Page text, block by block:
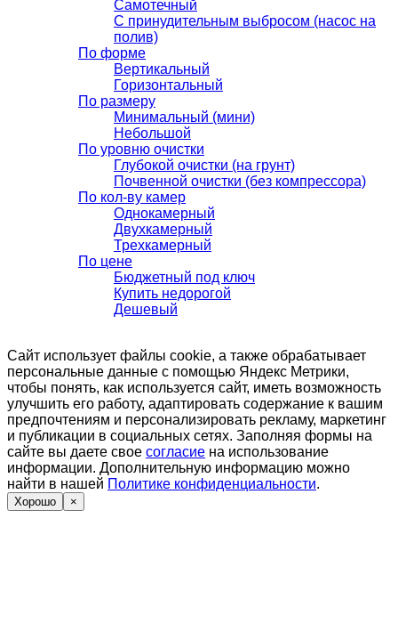
Самотечный
С принудительным выбросом (насос на
полив)
По форме
Вертикальный
Горизонтальный
По размеру
Минимальный (мини)
Небольшой
По уровню очистки
Глубокой очистки (на грунт)
Почвенной очистки (без компрессора)
По кол-ву камер
Однокамерный
Двухкамерный
Трехкамерный
По цене
Бюджетный под ключ
Купить недорогой
Дешевый
Сайт использует файлы cookie, а также обрабатывает
персональные данные с помощью Яндекс Метрики,
чтобы понять, как используется сайт, иметь возможность
улучшить его работу, адаптировать содержание к вашим
предпочтениям и персонализировать рекламу, маркетинг
и публикации в социальных сетях. Заполняя формы на
сайте вы даете свое согласие на использование
информации. Дополнительную информацию можно
найти в нашей Политике конфиденциальности.
Хорошо ×